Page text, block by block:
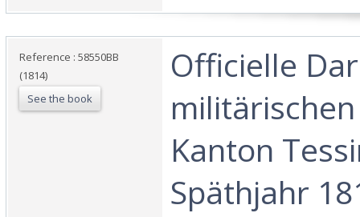
Reference : 58550BB
(1814)
See the book
‎Officielle
Kanton
Späthjahr